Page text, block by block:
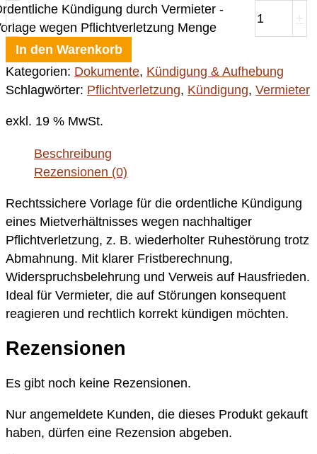
-
Kündigung durch Vermieter -
wegen Pflichtverletzung Menge
In den Warenkorb
Kategorien: Dokumente, Kündigung & Aufhebung
Schlagwörter: Pflichtverletzung, Kündigung, Vermieter
exkl. 19 % MwSt.
Beschreibung
Rezensionen (0)
Rechtssichere Vorlage für die ordentliche Kündigung
eines Mietverhältnisses wegen nachhaltiger
Pflichtverletzung, z. B. wiederholter Ruhestörung trotz
Abmahnung. Mit klarer Fristberechnung,
Widerspruchsbelehrung und Verweis auf Hausfrieden.
Ideal für Vermieter, die auf Störungen konsequent
reagieren und rechtlich korrekt kündigen möchten.
Rezensionen
Es gibt noch keine Rezensionen.
Nur angemeldete Kunden, die dieses Produkt gekauft
haben, dürfen eine Rezension abgeben.